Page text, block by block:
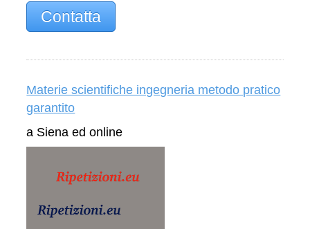
Contatta
Materie scientifiche ingegneria metodo pratico
garantito
a Siena ed online